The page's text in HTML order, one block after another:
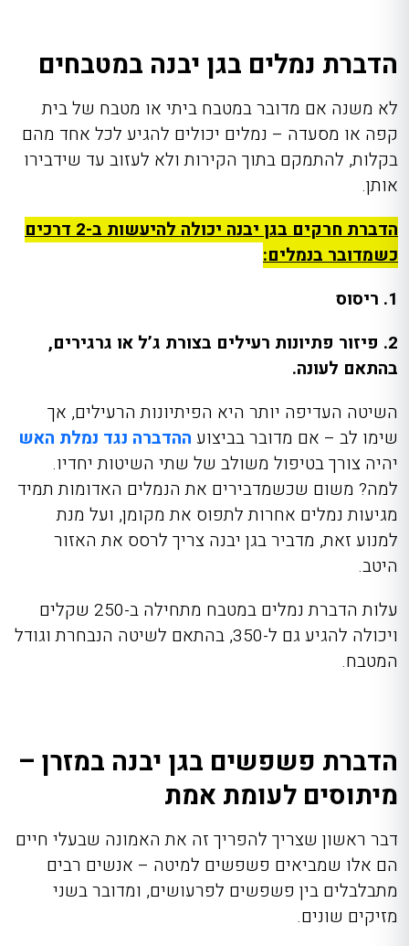
הדברת נמלים בגן יבנה במטבחים
לא משנה אם מדובר במטבח ביתי או מטבח של בית
קפה או מסעדה – נמלים יכולים להגיע לכל אחד מהם
בקלות, להתמקם בתוך הקירות ולא לעזוב עד שידבירו
אותן.
הדברת חרקים בגן יבנה יכולה להיעשות ב-2 דרכים
כשמדובר בנמלים:
1. ריסוס
2. פיזור פתיונות רעילים בצורת ג’ל או גרגירים,
בהתאם לעונה.
השיטה העדיפה יותר היא הפיתיונות הרעילים, אך
שימו לב – אם מדובר בביצוע ההדברה נגד נמלת האש
יהיה צורך בטיפול משולב של שתי השיטות יחדיו.
למה? משום שכשמדבירים את הנמלים האדומות תמיד
מגיעות נמלים אחרות לתפוס את מקומן, ועל מנת
למנוע זאת, מדביר בגן יבנה צריך לרסס את האזור
היטב.
עלות הדברת נמלים במטבח מתחילה ב-250 שקלים
ויכולה להגיע גם ל-350, בהתאם לשיטה הנבחרת וגודל
המטבח.
הדברת פשפשים בגן יבנה במזרן –
מיתוסים לעומת אמת
דבר ראשון שצריך להפריך זה את האמונה שבעלי חיים
הם אלו שמביאים פשפשים למיטה – אנשים רבים
מתבלבלים בין פשפשים לפרעושים, ומדובר בשני
מזיקים שונים.